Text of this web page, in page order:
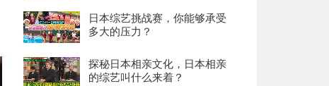
日本综艺挑战赛，你能够承受
多大的压力？
探秘日本相亲文化，日本相亲
的综艺叫什么来着？